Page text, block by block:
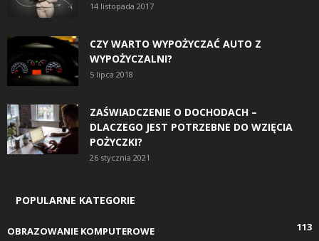
14 listopada 2017
CZY WARTO WYPOŻYCZAĆ AUTO Z
WYPOŻYCZALNI?
5 lipca 2018
ZAŚWIADCZENIE O DOCHODACH –
DLACZEGO JEST POTRZEBNE DO WZIĘCIA
POŻYCZKI?
26 stycznia 2021
POPULARNE KATEGORIE
OBRAZOWANIE KOMPUTEROWE
113